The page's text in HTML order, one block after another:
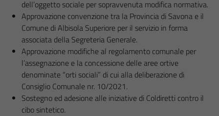
dell’oggetto sociale per sopravvenuta modifica normativa.
Approvazione convenzione tra la Provincia di Savona e il
Comune di Albisola Superiore per il servizio in forma
associata della Segreteria Generale.
Approvazione modifiche al regolamento comunale per
l’assegnazione e la concessione delle aree ortive
denominate “orti sociali” di cui alla deliberazione di
Consiglio Comunale nr. 10/2021.
Sostegno ed adesione alle iniziative di Coldiretti contro il
cibo sintetico.